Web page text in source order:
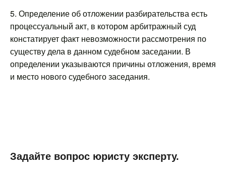
5. Определение об отложении разбирательства есть
процессуальный акт, в котором арбитражный суд
констатирует факт невозможности рассмотрения по
существу дела в данном судебном заседании. В
определении указываются причины отложения, время
и место нового судебного заседания.
Задайте вопрос юристу эксперту.